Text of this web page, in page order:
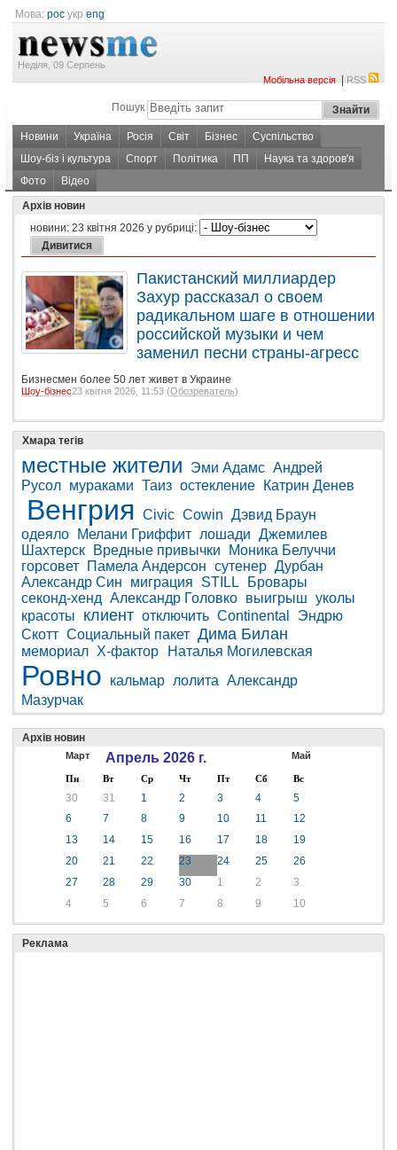
Мова: рос укр eng
Неділя, 09 Серпень
Мобільна версія|RSS
Пошук
Новини Україна Росія Світ Бізнес
Суспільство
Шоу-біз і культура
Спорт Політика ПП
Наука та здоров'я
Фото
Відео
Архів новин
новини: 23 квітня 2026 у рубриці:
Пакистанский миллиардер
Захур рассказал о своем
радикальном шаге в отношении
российской музыки и чем
заменил песни страны-агресс
Бизнесмен более 50 лет живет в Украине
Шоу-бізнес23 квітня 2026, 11:53 (Обозреватель)
Хмара тегів
местные жители Эми Адамс Андрей
Русол мураками Таиз остекление Катрин Денев
Венгрия Civic Cowin Дэвид Браун
одеяло
Мелани Гриффит лошади Джемилев
Шахтерск
Вредные привычки
Моника Белуччи
горсовет
Памела Андерсон сутенер Дурбан
Александр Син
миграция STILL
Бровары
секонд-хенд Александр Головко выигрыш уколы
красоты
клиент отключить Continental
Эндрю
Скотт Социальный пакет Дима Билан
мемориал Х-фактор Наталья Могилевская
Ровно кальмар лолита Александр
Мазурчак
Архів новин
Март Апрель 2026 г. Май
Пн Вт Ср Чт Пт Сб Вс
30 31 1 2 3 4
5
6
7 8 9 10 11
12
13
14 15 16 17 18
19
20
21 22 23 24 25
26
27
28 29 30 1 2
3
4
5 6 7 8 9 10
Реклама